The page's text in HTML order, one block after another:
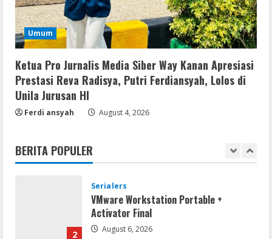
Umum
Ketua Pro Jurnalis Media Siber Way Kanan Apresiasi
Prestasi Reva Radisya, Putri Ferdiansyah, Lolos di
Unila Jurusan HI
Ferdi ansyah August 4, 2026
BERITA POPULER
5
Lan
Assassin’s Creed Shadows Digital
Deluxe Edition Cracked Rune Release
for Desktop
August 6, 2026
1
MATLAB R2024b Crack exe [Full] x64
2
Serialers
VMware Workstation Portable +
Activator Final
August 6, 2026